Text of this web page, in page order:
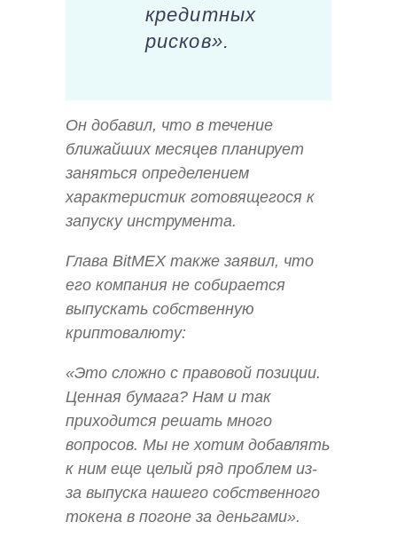
кредитных
рисков».
Он добавил, что в течение
ближайших месяцев планирует
заняться определением
характеристик готовящегося к
запуску инструмента.
Глава BitMEX также заявил, что
его компания не собирается
выпускать собственную
криптовалюту:
«Это сложно с правовой позиции.
Ценная бумага? Нам и так
приходится решать много
вопросов. Мы не хотим добавлять
к ним еще целый ряд проблем из-
за выпуска нашего собственного
токена в погоне за деньгами».